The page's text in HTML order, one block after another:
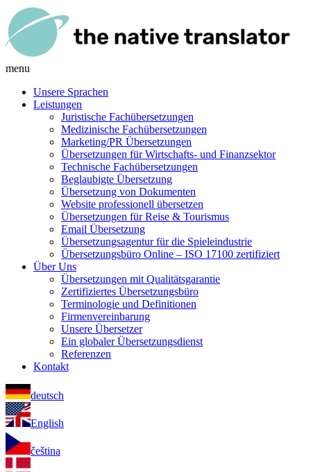
menu
Unsere Sprachen
Leistungen
Juristische Fachübersetzungen
Medizinische Fachübersetzungen
Marketing/PR Übersetzungen
Übersetzungen für Wirtschafts- und Finanzsektor
Technische Fachübersetzungen
Beglaubigte Übersetzung
Übersetzung von Dokumenten
Website professionell übersetzen
Übersetzungen für Reise & Tourismus
Email Übersetzung
Übersetzungsagentur für die Spieleindustrie
Übersetzungsbüro Online – ISO 17100 zertifiziert
Über Uns
Übersetzungen mit Qualitätsgarantie
Zertifiziertes Übersetzungsbüro
Terminologie und Definitionen
Firmenvereinbarung
Unsere Übersetzer
Ein globaler Übersetzungsdienst
Referenzen
Kontakt
deutsch
English
čeština